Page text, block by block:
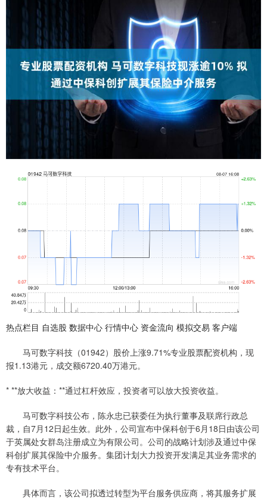
热点栏目 自选股 数据中心 行情中心 资金流向 模拟交易 客户端
马可数字科技（01942）股价上涨9.71%专业股票配资机构，现
报1.13港元，成交额6720.40万港元。
* **放大收益：**通过杠杆效应，投资者可以放大投资收益。
马可数字科技公布，陈永忠已获委任为执行董事及联席行政总
裁，自7月12日起生效。此外，公司宣布中保科创于6月18日由该公司
于英属处女群岛注册成立为有限公司。公司的战略计划涉及通过中保
科创扩展其保险中介服务。集团计划大力投资开发满足其业务需求的
专有技术平台。
具体而言，该公司拟透过转型为平台服务供应商，将其服务扩展